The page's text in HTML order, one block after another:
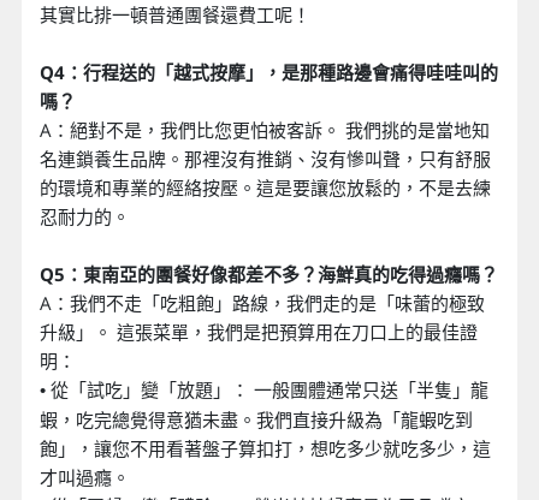
其實比排一頓普通團餐還費工呢！
Q4：行程送的「越式按摩」，是那種路邊會痛得哇哇叫的
嗎？
A：絕對不是，我們比您更怕被客訴。 我們挑的是當地知
名連鎖養生品牌。那裡沒有推銷、沒有慘叫聲，只有舒服
的環境和專業的經絡按壓。這是要讓您放鬆的，不是去練
忍耐力的。
Q5：東南亞的團餐好像都差不多？海鮮真的吃得過癮嗎？
A：我們不走「吃粗飽」路線，我們走的是「味蕾的極致
升級」。 這張菜單，我們是把預算用在刀口上的最佳證
明：
• 從「試吃」變「放題」： 一般團體通常只送「半隻」龍
蝦，吃完總覺得意猶未盡。我們直接升級為「龍蝦吃到
飽」，讓您不用看著盤子算扣打，想吃多少就吃多少，這
才叫過癮。